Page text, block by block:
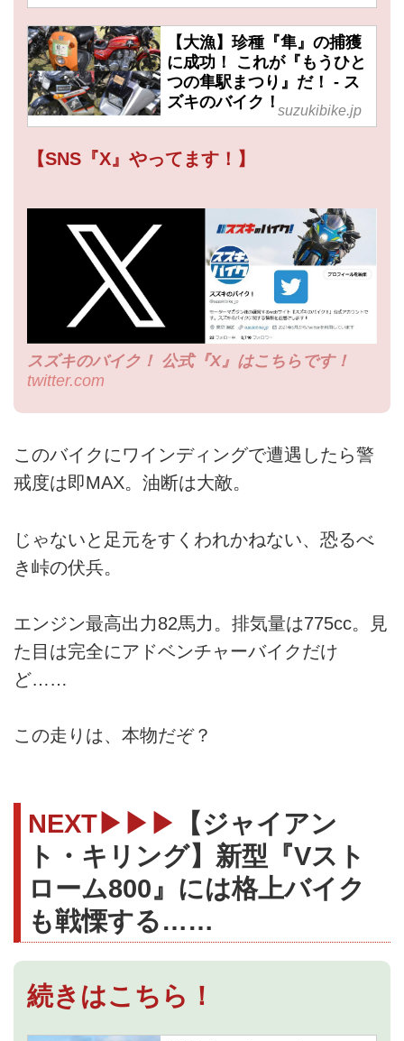
【大漁】珍種『隼』の捕獲
に成功！ これが『もうひと
つの隼駅まつり』だ！ - ス
ズキのバイク！ suzukibike.jp
【SNS『X』やってます！】
スズキのバイク！ 公式『X』はこちらです！
twitter.com
このバイクにワインディングで遭遇したら警
戒度は即MAX。油断は大敵。
じゃないと足元をすくわれかねない、恐るべ
き峠の伏兵。
エンジン最高出力82馬力。排気量は775cc。見
た目は完全にアドベンチャーバイクだけ
ど……
この走りは、本物だぞ？
NEXT▶▶▶
【ジャイアン
ト・キリング】新型『Vスト
ローム800』には格上バイク
も戦慄する……
続きはこちら！